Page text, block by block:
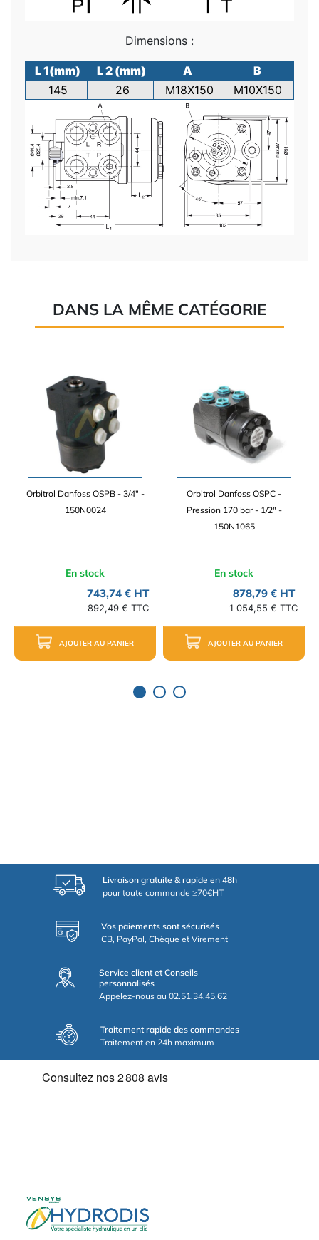
Dimensions :
L 1(mm) L 2 (mm) A
B
145
26 M18X150 M10X150
DANS LA MÊME CATÉGORIE
Orbitrol Danfoss OSPB - 3/4" -
150N0024
En stock
743,74 € HT
892,49 € TTC
AJOUTER AU PANIER
Orbitrol Danfoss OSPC -
Pression 170 bar - 1/2" -
150N1065
En stock
878,79 € HT
1 054,55 € TTC
AJOUTER AU PANIER
Livraison gratuite & rapide en 48h
pour toute commande ≥70€HT
Vos paiements sont sécurisés
CB, PayPal, Chèque et Virement
Service client et Conseils
personnalisés
Appelez-nous au 02.51.34.45.62
Traitement rapide des commandes
Traitement en 24h maximum